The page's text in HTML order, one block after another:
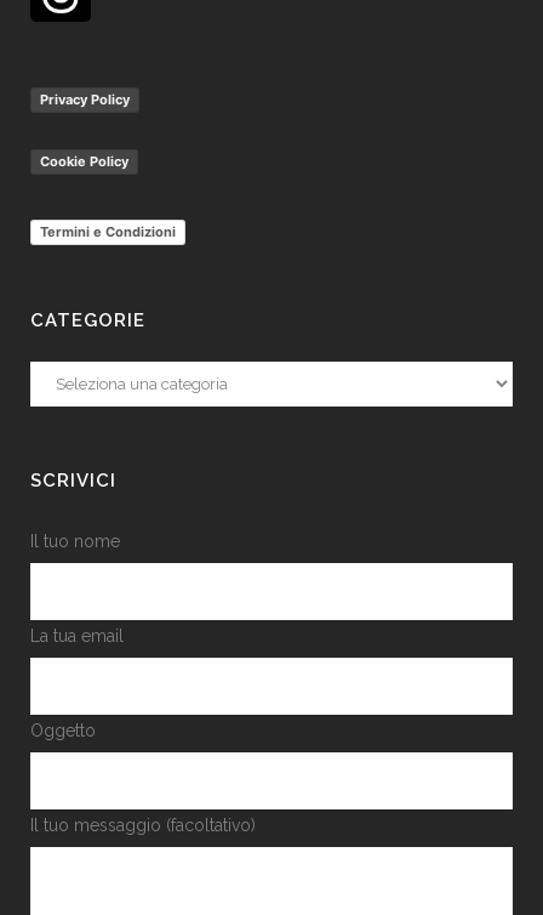
Privacy Policy
Cookie Policy
Termini e Condizioni
CATEGORIE
Categorie
SCRIVICI
Il tuo nome
La tua email
Oggetto
Il tuo messaggio (facoltativo)